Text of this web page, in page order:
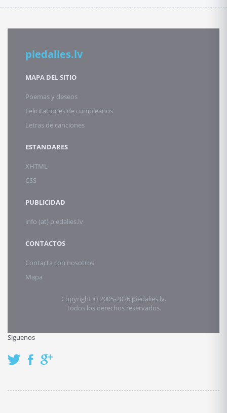
piedalies.lv
MAPA DEL SITIO
Poemas y deseos
Felicitaciones de cumpleanos
Letras de canciones
ESTANDARES
XHTML
CSS
PUBLICIDAD
info (at) piedalies.lv
CONTACTOS
Contacta con nosotros
Mapa
Copyright © 2005-2026 piedalies.lv.
Todos los derechos reservados.
Siguenos